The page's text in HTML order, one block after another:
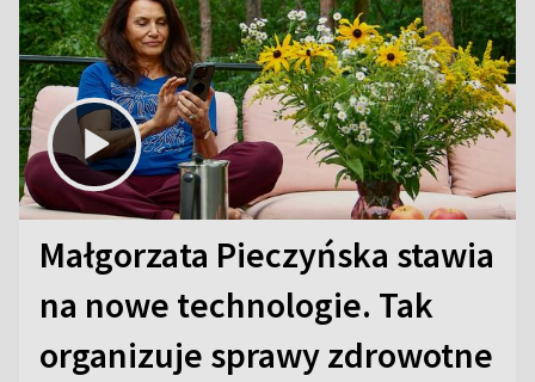
Małgorzata Pieczyńska stawia
na nowe technologie. Tak
organizuje sprawy zdrowotne